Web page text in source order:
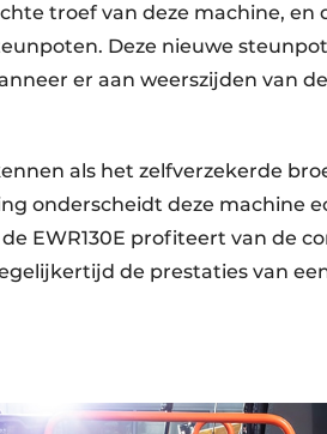
troef van deze machine,
Deze nieuwe
er aan weerszijden van
als het zelfverzekerde
onderscheidt deze machine
EWR130E profiteert van de
de prestaties van